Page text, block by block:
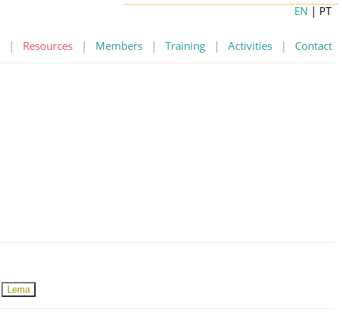
| Resources | Members | Training | Activities | Contact
EN | PT
Lema